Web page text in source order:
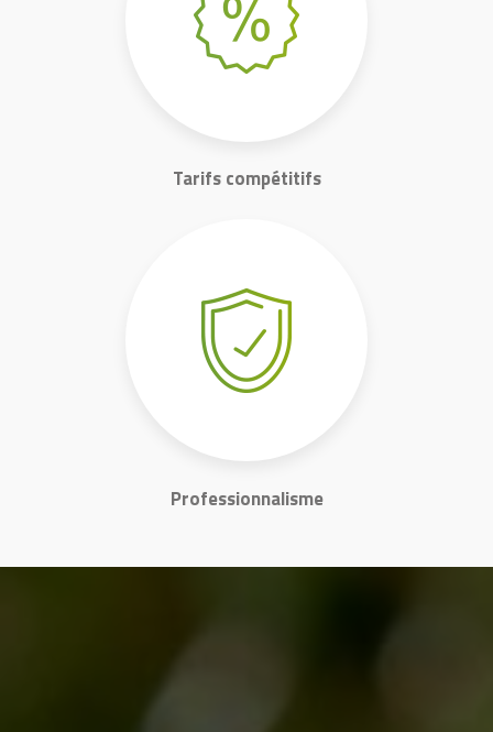
Tarifs compétitifs
Professionnalisme